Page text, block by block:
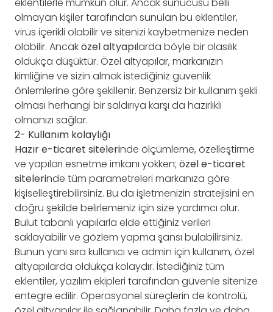
eklentilerle mümkün olur. Ancak sunucusu belli
olmayan kişiler tarafından sunulan bu eklentiler,
virüs içerikli olabilir ve sitenizi kaybetmenize neden
olabilir. Ancaközel altyapılarda böyle bir olasılık
oldukça düşüktür. Özel altyapılar, markanızın
kimliğine ve sizin almak istediğiniz güvenlik
önlemlerine göre şekillenir. Benzersiz bir kullanım şekli
olması herhangi bir saldırıya karşı da hazırlıklı
olmanızı sağlar.
2- Kullanım kolaylığı
Hazır e-ticaret sitelerinde ölçümleme, özelleştirme
ve yapıları esnetme imkanı yokken; özel e-ticaret
sitelerinde tüm parametreleri markanıza göre
kişiselleştirebilirsiniz. Bu da işletmenizin stratejisini en
doğru şekilde belirlemeniz için size yardımcı olur.
Bulut tabanlı yapılarla elde ettiğiniz verileri
saklayabilir ve gözlem yapma şansı bulabilirsiniz.
Bunun yanı sıra kullanıcı ve admin için kullanım, özel
altyapılarda oldukça kolaydır. İstediğiniz tüm
eklentiler, yazılım ekipleri tarafından güvenle sitenize
entegre edilir. Operasyonel süreçlerin de kontrolü,